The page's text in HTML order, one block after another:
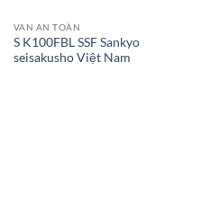
VAN AN TOÀN
S K100FBL SSF Sankyo
seisakusho Việt Nam